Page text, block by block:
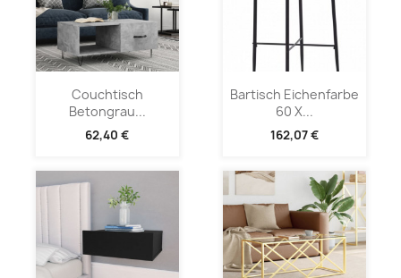
Couchtisch
Betongrau...
62,40 €
Bartisch Eichenfarbe
60 X...
162,07 €